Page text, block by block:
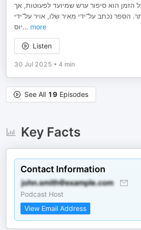
הזמן הוא סיפור ערש שמיועד לפעוטות, אך
הספר נכתב על־ידי מאיר שלו, אויר על־ידי
יוס... more
Listen
30 Jul 2025 • 4 min
See All 19 Episodes
Key Facts
Contact Information
Podcast Host
View Email Address